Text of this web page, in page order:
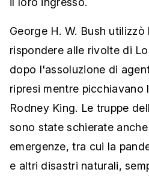
George H. W. Bush
rispondere alle rivolte di
dopo l'assoluzione di
ripresi mentre picchiavano
Rodney King. Le truppe
sono state schierate
emergenze, tra cui la
e altri disastri naturali,